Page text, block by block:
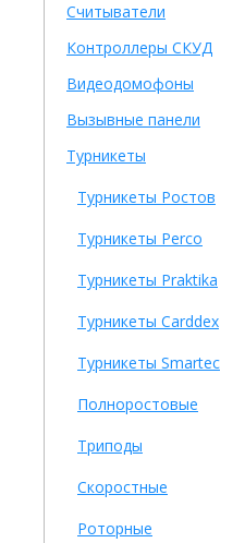
Считыватели
Контроллеры СКУД
Видеодомофоны
Вызывные панели
Турникеты
Турникеты Ростов
Турникеты Perco
Турникеты Praktika
Турникеты Carddex
Турникеты Smartec
Полноростовые
Триподы
Скоростные
Роторные